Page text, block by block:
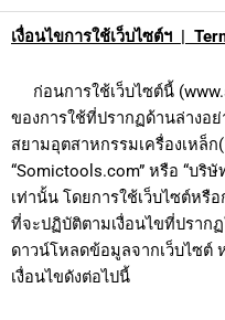
เงื่อนไขการใช้เว็บไซต์ฯ |
ก่อนการใช้เว็บไซต์นี้
ของการใช้ที่ปรากฏด้านล่างอ
สยามอุตสาหกรรมเครื่องเหล็ก
“Somictools.com” หรือ “บริ
เท่านั้น โดยการใช้เว็บไซต์หรื
ที่จะปฏิบัติตามเงื่อนไขที่ปราก
ดาวน์โหลดข้อมูลจากเว็บไซต์
เงื่อนไขดังต่อไปนี้